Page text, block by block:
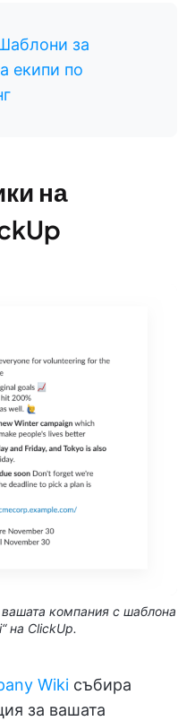
за
екипи по
на
компания с шаблона
на ClickUp.
Wiki събира
за вашата